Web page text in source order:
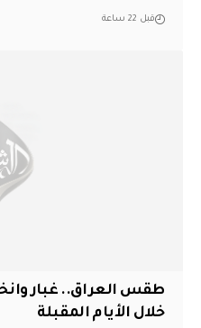
قبل 22 ساعة
طقس العراق.. غبار
خلال الأيام المقبلة